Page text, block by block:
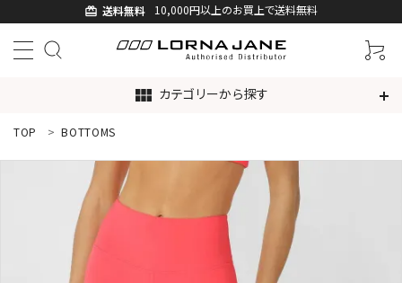
card_giftcard 送料無料 10,000円以上のお買上で送料無料
view_module カテゴリーから探す
ACCOUNT MENU
ようこそ ゲスト 様
ログイン 新規会員登録
search
TOP BOTTOMS